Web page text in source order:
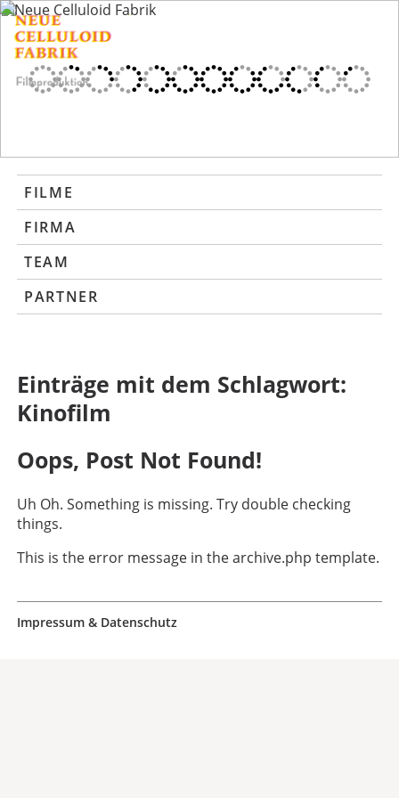
FILME
FIRMA
TEAM
PARTNER
Einträge mit dem Schlagwort:
Kinofilm
Oops, Post Not Found!
Uh Oh. Something is missing. Try double checking
things.
This is the error message in the archive.php template.
Impressum & Datenschutz